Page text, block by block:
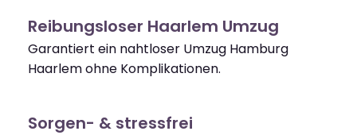
Reibungsloser Haarlem Umzug
Garantiert ein nahtloser Umzug Hamburg
Haarlem ohne Komplikationen.
Sorgen- & stressfrei